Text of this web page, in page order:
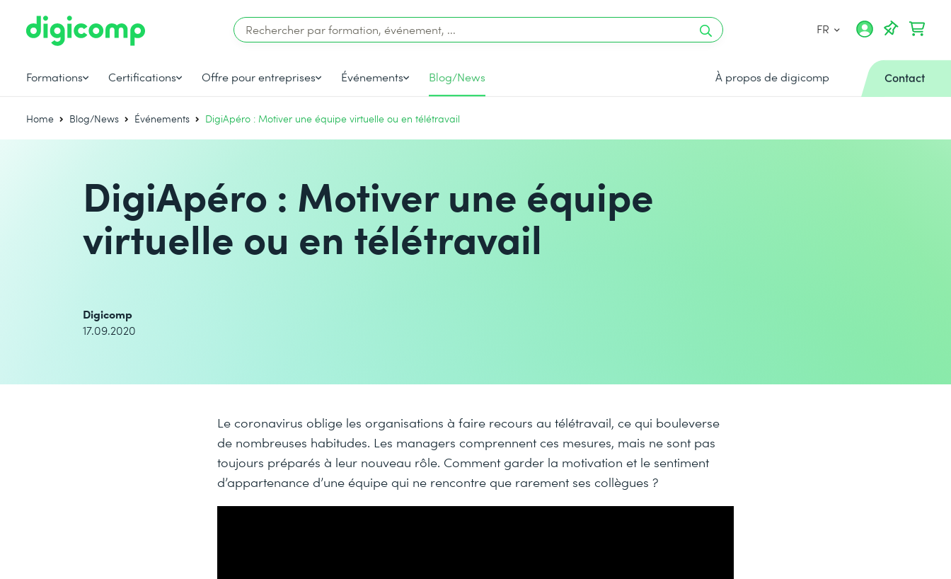
FR
Formations Certifications Offre pour entreprises Événements Blog/News À propos de digicomp Contact
Home Blog/News Événements DigiApéro : Motiver une équipe virtuelle ou en télétravail
DigiApéro : Motiver une équipe
virtuelle ou en télétravail
Digicomp
17.09.2020
Le coronavirus oblige les organisations à faire recours au télétravail, ce qui bouleverse
de nombreuses habitudes. Les managers comprennent ces mesures, mais ne sont pas
toujours préparés à leur nouveau rôle. Comment garder la motivation et le sentiment
d’appartenance d’une équipe qui ne rencontre que rarement ses collègues ?